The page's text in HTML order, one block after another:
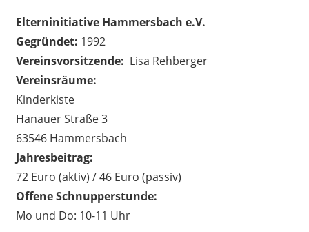
Elterninitiative Hammersbach e.V.
Gegründet: 1992
Vereinsvorsitzende: Lisa Rehberger
Vereinsräume:
Kinderkiste
Hanauer Straße 3
63546 Hammersbach
Jahresbeitrag:
72 Euro (aktiv) / 46 Euro (passiv)
Offene Schnupperstunde:
Mo und Do: 10-11 Uhr